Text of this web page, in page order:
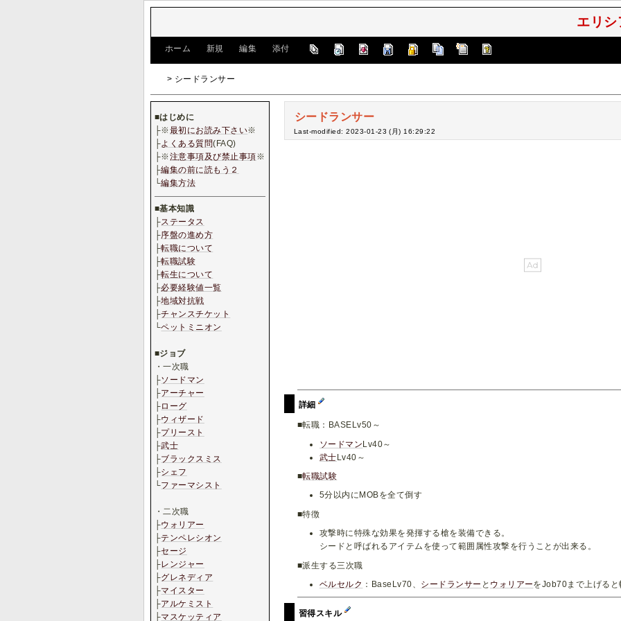
エリ
ホーム 新規 編集 添付
> シードランサー
シードランサー
Last-modified: 2023-01-23 (月) 16:29:22
詳細
■転職：BASELv50～
ソードマンLv40～
武士Lv40～
■転職試験
5分以内にMOBを全て倒す
■特徴
攻撃時に特殊な効果を発揮する槍を装備できる。
シードと呼ばれるアイテムを使って範囲属性攻撃を行うことが出来る。
■派生する三次職
ベルセルク ：BaseLv70、 シードランサー と ウォリアーをJob70まで上げると
習得スキル
■はじめに
├※最初にお読み下さい※
├よくある質問(FAQ)
├※注意事項及び禁止事項※
├編集の前に読もう２
└編集方法
■基本知識
├ステータス
├序盤の進め方
├転職について
├転職試験
├転生について
├必要経験値一覧
├地域対抗戦
├チャンスチケット
└ペットミニオン
■ジョブ
・一次職
├ソードマン
├アーチャー
├ローグ
├ウィザード
├プリースト
├武士
├ブラックスミス
├シェフ
└ファーマシスト
・二次職
├ウォリアー
├テンペレシオン
├セージ
├レンジャー
├グレネディア
├マイスター
├アルケミスト
├マスケッティア